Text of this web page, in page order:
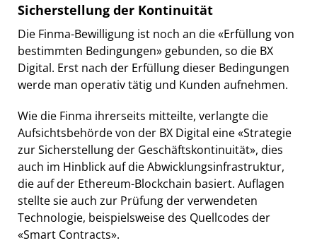
Sicherstellung der Kontinuität
Die Finma-Bewilligung ist noch an die «Erfüllung von
bestimmten Bedingungen» gebunden, so die BX
Digital. Erst nach der Erfüllung dieser Bedingungen
werde man operativ tätig und Kunden aufnehmen.
Wie die Finma ihrerseits mitteilte, verlangte die
Aufsichtsbehörde von der BX Digital eine «Strategie
zur Sicherstellung der Geschäftskontinuität», dies
auch im Hinblick auf die Abwicklungsinfrastruktur,
die auf der Ethereum-Blockchain basiert. Auflagen
stellte sie auch zur Prüfung der verwendeten
Technologie, beispielsweise des Quellcodes der
«Smart Contracts».